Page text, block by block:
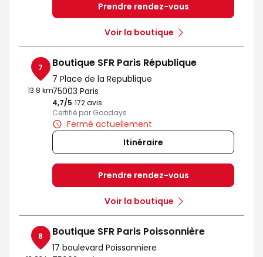
Prendre rendez-vous
Voir la boutique
7
13.8 km
Boutique SFR Paris République
7 Place de la Republique
75003 Paris
4,7/5 Note de 4.7 sur 5
172 avis
Certifié par Goodays
Fermé actuellement
Itinéraire
Prendre rendez-vous
Voir la boutique
8 Boutique SFR Paris Poissonnière
17 boulevard Poissonniere